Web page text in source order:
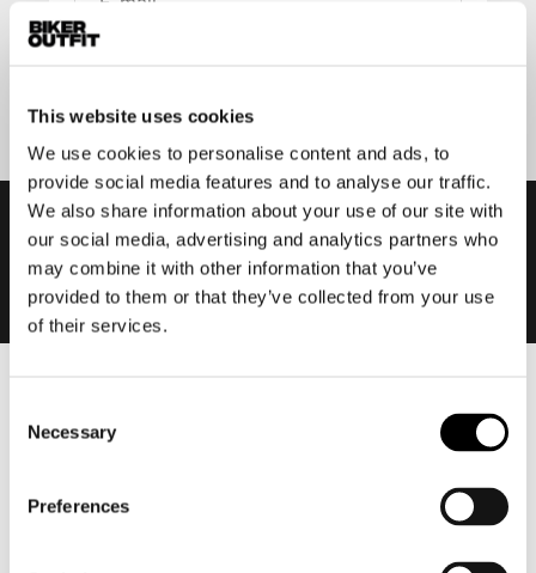
This website uses cookies
We use cookies to personalise content and ads, to
provide social media features and to analyse our traffic.
We also share information about your use of our site with
our social media, advertising and analytics partners who
may combine it with other information that you’ve
provided to them or that they’ve collected from your use
of their services.
Selection
Necessary
Preferences
Motorkleding heren
Motorbroek heren